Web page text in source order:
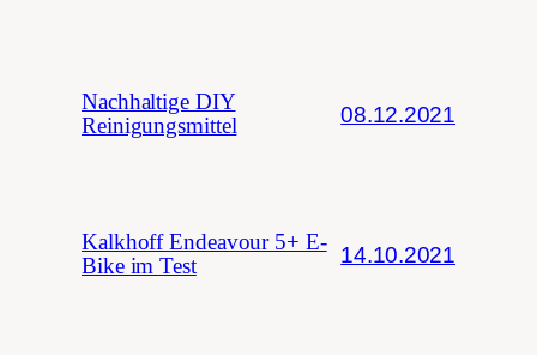
Nachhaltige DIY
Reinigungsmittel
08.12.2021
Kalkhoff Endeavour 5+ E-
Bike im Test
14.10.2021